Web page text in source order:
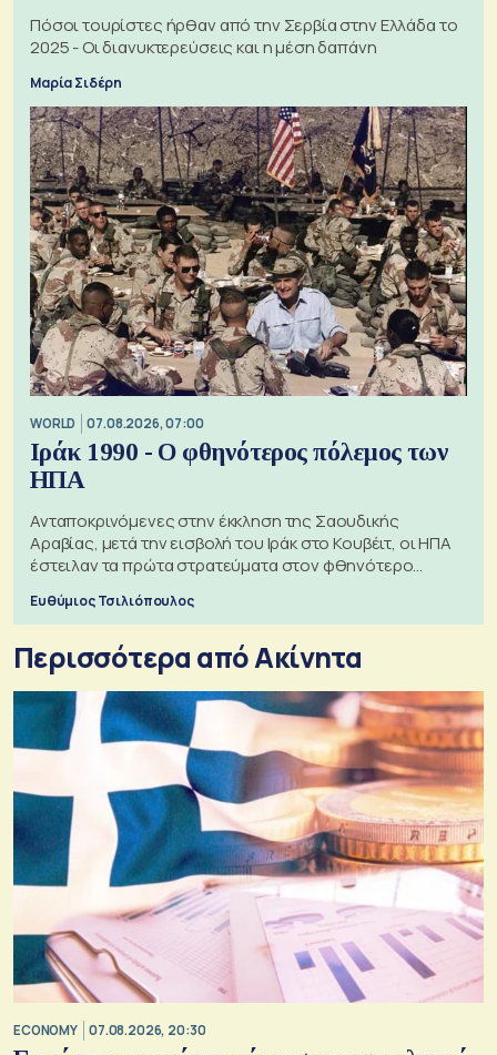
Πόσοι τουρίστες ήρθαν από την Σερβία στην Ελλάδα το
2025 - Οι διανυκτερεύσεις και η μέση δαπάνη
Μαρία Σιδέρη
WORLD 07.08.2026, 07:00
Ιράκ 1990 - Ο φθηνότερος πόλεμος των
ΗΠΑ
Ανταποκρινόμενες στην έκκληση της Σαουδικής
Αραβίας, μετά την εισβολή του Ιράκ στο Κουβέιτ, οι ΗΠΑ
έστειλαν τα πρώτα στρατεύματα στον φθηνότερο
πόλεμο της ιστορίας τους
Ευθύμιος Τσιλιόπουλος
Περισσότερα από Ακίνητα
ECONOMY 07.08.2026, 20:30